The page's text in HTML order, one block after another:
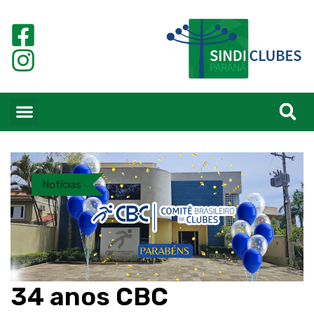
Notícias
34 anos CBC